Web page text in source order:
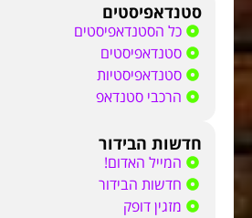
סטנדאפיסטים
כל הסטנדאפיסטים
סטנדאפיסטים
סטנדאפיסטיות
הרכבי סטנדאפ
חדשות הבידור
המייל האדום!
חדשות הבידור
מזגין דופק